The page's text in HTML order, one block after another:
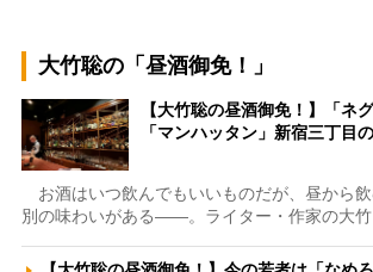
大竹聡の「昼酒御免！」
【大竹聡の昼酒御免！】「ネ
「マンハッタン」新宿三丁目
お酒はいつ飲んでもいいものだが、昼から
別の味わいがある――。ライター・作家の大